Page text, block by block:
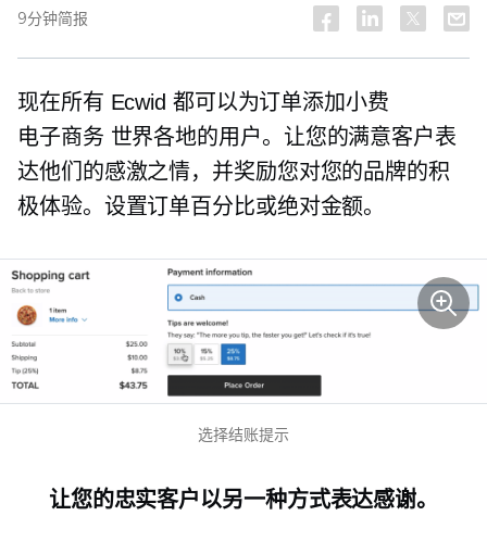
9分钟简报
现在所有 Ecwid 都可以为订单添加小费
电子商务 世界各地的用户。让您的满意客户表
达他们的感激之情，并奖励您对您的品牌的积
极体验。设置订单百分比或绝对金额。
选择结账提示
让您的忠实客户以另一种方式表达感谢。